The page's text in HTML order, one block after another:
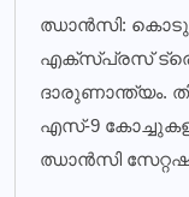
ഝാന്‍സി: കൊടും
എക്സ്പ്രസ്
ദാരുണാന്ത്യം.
എസ്-9
ഝാന്‍സി